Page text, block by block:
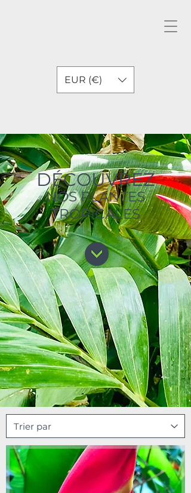
EUR (€)
DÉCOUVREZ
NOS PLANTES
TROPICALES